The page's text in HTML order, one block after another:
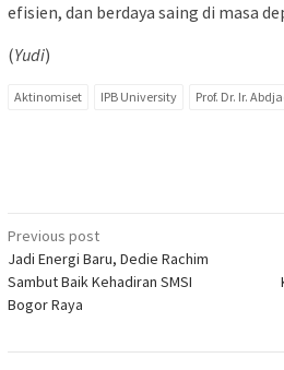
efisien, dan berdaya saing di masa
(Yudi)
Aktinomiset IPB University Prof. Dr. Ir.
Post
navigation
Previous post
Jadi Energi Baru, Dedie Rachim
Sambut Baik Kehadiran SMSI
Bogor Raya